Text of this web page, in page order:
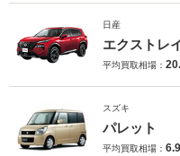
日産
エクストレ
平均買取相場：
スズキ
パレット
平均買取相場： 6.9